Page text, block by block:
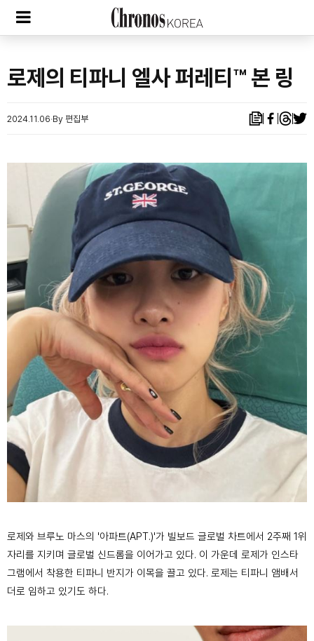
로제의 티파니 엘사 퍼레티™ 본 링
2024.11.06 By 편집부
로제와 브루노 마스의 '아파트(APT.)'가 빌보드 글로벌 차트에서 2주째 1위
자리를 지키며 글로벌 신드롬을 이어가고 있다. 이 가운데 로제가 인스타
그램에서 착용한 티파니 반지가 이목을 끌고 있다. 로제는 티파니 앰배서
더로 임하고 있기도 하다.